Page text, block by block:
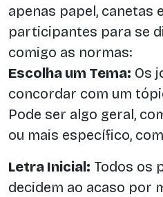
apenas papel, canetas
participantes para se
comigo as normas:
Escolha um Tema: Os
concordar com um
Pode ser algo geral,
ou mais específico,
Letra Inicial: Todos os
decidem ao acaso por